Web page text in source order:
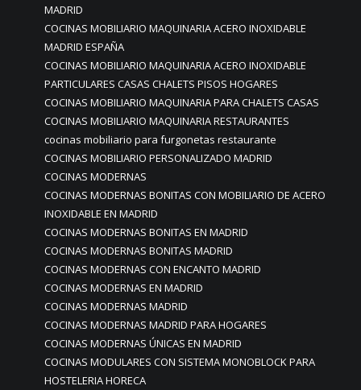
MADRID
COCINAS MOBILIARIO MAQUINARIA ACERO INOXIDABLE
MADRID ESPAÑA
COCINAS MOBILIARIO MAQUINARIA ACERO INOXIDABLE
PARTICULARES CASAS CHALETS PISOS HOGARES
COCINAS MOBILIARIO MAQUINARIA PARA CHALETS CASAS
COCINAS MOBILIARIO MAQUINARIA RESTAURANTES
cocinas mobiliario para furgonetas restaurante
COCINAS MOBILIARIO PERSONALIZADO MADRID
COCINAS MODERNAS
COCINAS MODERNAS BONITAS CON MOBILIARIO DE ACERO
INOXIDABLE EN MADRID
COCINAS MODERNAS BONITAS EN MADRID
COCINAS MODERNAS BONITAS MADRID
COCINAS MODERNAS CON ENCANTO MADRID
COCINAS MODERNAS EN MADRID
COCINAS MODERNAS MADRID
COCINAS MODERNAS MADRID PARA HOGARES
COCINAS MODERNAS ÚNICAS EN MADRID
COCINAS MODULARES CON SISTEMA MONOBLOCK PARA
HOSTELERIA HORECA